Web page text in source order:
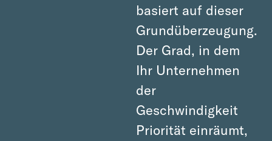
basiert auf dieser
Grundüberzeugung.
Der Grad, in dem
Ihr Unternehmen
der
Geschwindigkeit
Priorität einräumt,